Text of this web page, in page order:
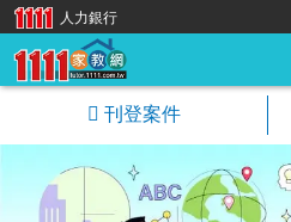
刊登案件
人力銀行